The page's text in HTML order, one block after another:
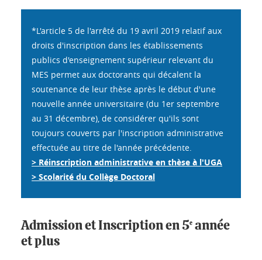
*L'article 5 de l'arrêté du 19 avril 2019 relatif aux
droits d'inscription dans les établissements
publics d'enseignement supérieur relevant du
MES permet aux doctorants qui décalent la
soutenance de leur thèse après le début d'une
nouvelle année universitaire (du 1er septembre
au 31 décembre), de considérer qu'ils sont
toujours couverts par l'inscription administrative
effectuée au titre de l'année précédente.
> Réinscription administrative en thèse à l'UGA
> Scolarité du Collège Doctoral
Admission et Inscription en 5e année
et plus